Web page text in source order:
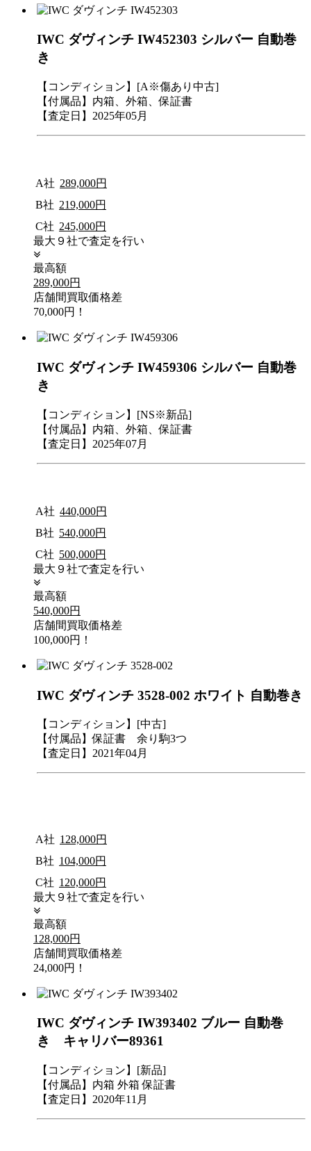
IWC ダヴィンチ IW452303 シルバー 自動巻
き
【コンディション】[A※傷あり中古]
【付属品】内箱、外箱、保証書
【査定日】2025年05月
A社 289,000円
B社 219,000円
C社 245,000円
最大９社で査定を行い
最高額
289,000円
店舗間買取価格差
70,000円！
IWC ダヴィンチ IW459306 シルバー 自動巻
き
【コンディション】[NS※新品]
【付属品】内箱、外箱、保証書
【査定日】2025年07月
A社 440,000円
B社 540,000円
C社 500,000円
最大９社で査定を行い
最高額
540,000円
店舗間買取価格差
100,000円！
IWC ダヴィンチ 3528-002 ホワイト 自動巻き
【コンディション】[中古]
【付属品】保証書 余り駒3つ
【査定日】2021年04月
A社 128,000円
B社 104,000円
C社 120,000円
最大９社で査定を行い
最高額
128,000円
店舗間買取価格差
24,000円！
IWC ダヴィンチ IW393402 ブルー 自動巻
き キャリバー89361
【コンディション】[新品]
【付属品】内箱 外箱 保証書
【査定日】2020年11月